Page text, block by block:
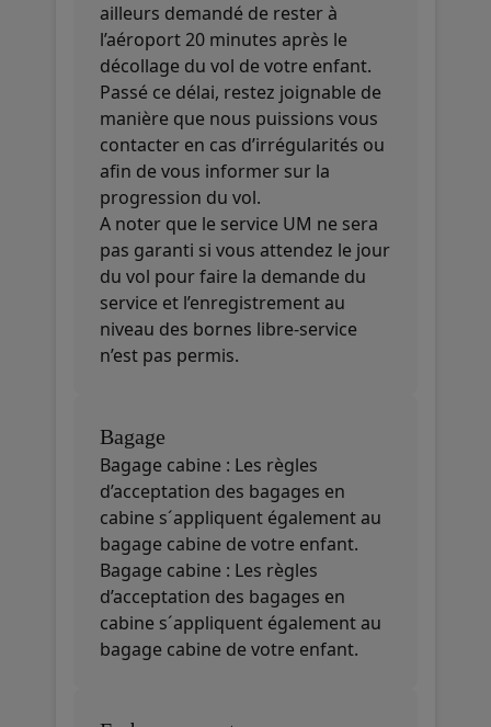
ailleurs demandé de rester à
l’aéroport 20 minutes après le
décollage du vol de votre enfant.
Passé ce délai, restez joignable de
manière que nous puissions vous
contacter en cas d’irrégularités ou
afin de vous informer sur la
progression du vol.
A noter que le service UM ne sera
pas garanti si vous attendez le jour
du vol pour faire la demande du
service et l’enregistrement au
niveau des bornes libre-service
n’est pas permis.
Bagage
Bagage cabine : Les règles
d’acceptation des bagages en
cabine s´appliquent également au
bagage cabine de votre enfant.
Bagage cabine : Les règles
d’acceptation des bagages en
cabine s´appliquent également au
bagage cabine de votre enfant.